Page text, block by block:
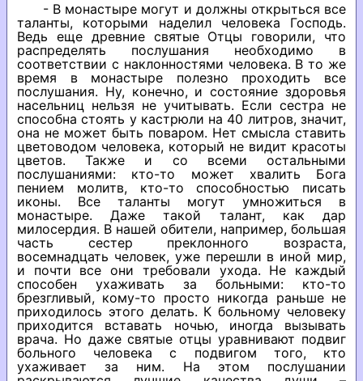
- В монастыре могут и должны открыться все
таланты, которыми наделил человека Господь.
Ведь еще древние святые Отцы говорили, что
распределять послушания необходимо в
соответствии с наклонностями человека. В то же
время в монастыре полезно проходить все
послушания. Ну, конечно, и состояние здоровья
насельниц нельзя не учитывать. Если сестра не
способна стоять у кастрюли на 40 литров, значит,
она не может быть поваром. Нет смысла ставить
цветоводом человека, который не видит красоты
цветов. Также и со всеми остальными
послушаниями: кто-то может хвалить Бога
пением молитв, кто-то способностью писать
иконы. Все таланты могут умножиться в
монастыре. Даже такой талант, как дар
милосердия. В нашей обители, например, большая
часть сестер преклонного возраста,
восемнадцать человек, уже перешли в иной мир,
и почти все они требовали ухода. Не каждый
способен ухаживать за больными: кто-то
брезгливый, кому-то просто никогда раньше не
приходилось этого делать. К больному человеку
приходится вставать ночью, иногда вызывать
врача. Но даже святые отцы уравнивают подвиг
больного человека с подвигом того, кто
ухаживает за ним. На этом послушании